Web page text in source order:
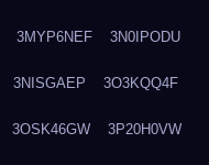
3MYP6NEF 3N0IPODU
3NISGAEP 3O3KQQ4F
3OSK46GW 3P20H0VW